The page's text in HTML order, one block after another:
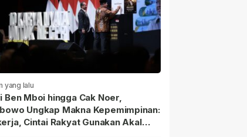
yang lalu
Ben Mboi hingga Cak Noer,
Ungkap Makna Kepemimpinan:
Cintai Rakyat Gunakan Akal